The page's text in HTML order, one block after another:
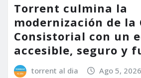
Torrent culmina la
modernización de la
Consistorial con un
accesible, seguro y
torrent al dia Ago 5, 2026